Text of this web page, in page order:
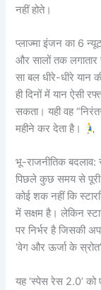
नहीं होते।
प्लाज्मा इंजन का 6
और सालों तक लगातार
सा बल धीरे-धीरे यान
ही दिनों में यान ऐसी
सकता। यही वह
महीने कर देता है।
भू-राजनीतिक
पिछले कुछ समय से पूरी
कोई शक नहीं कि
में सक्षम है। लेकिन
पर निर्भर है जिसकी
‘वेग और ऊर्जा के
यह ‘स्पेस रेस 2.0’